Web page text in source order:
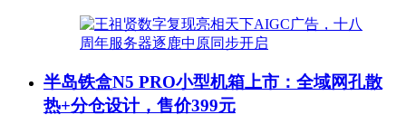
半岛铁盒N5 PRO小型机箱上市：全域网孔散
热+分仓设计，售价399元